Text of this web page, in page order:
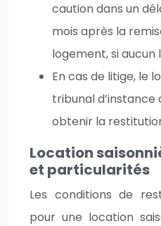
caution dans un
mois après la
logement, si aucun
En cas de litige, le
tribunal
obtenir la
Location
et particularités
Les conditions de
pour une location